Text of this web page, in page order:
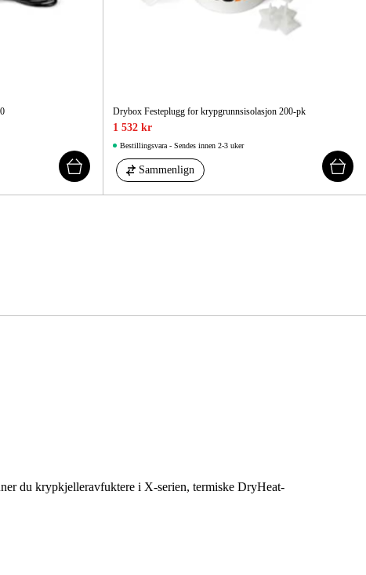
Drybox Festeplugg for krypgrunnsisolasjon 200-pk
1 532 kr
Bestillingsvara - Sendes innen 2-3 uker
Sammenlign
du krypkjelleravfuktere i X-serien, termiske DryHeat-